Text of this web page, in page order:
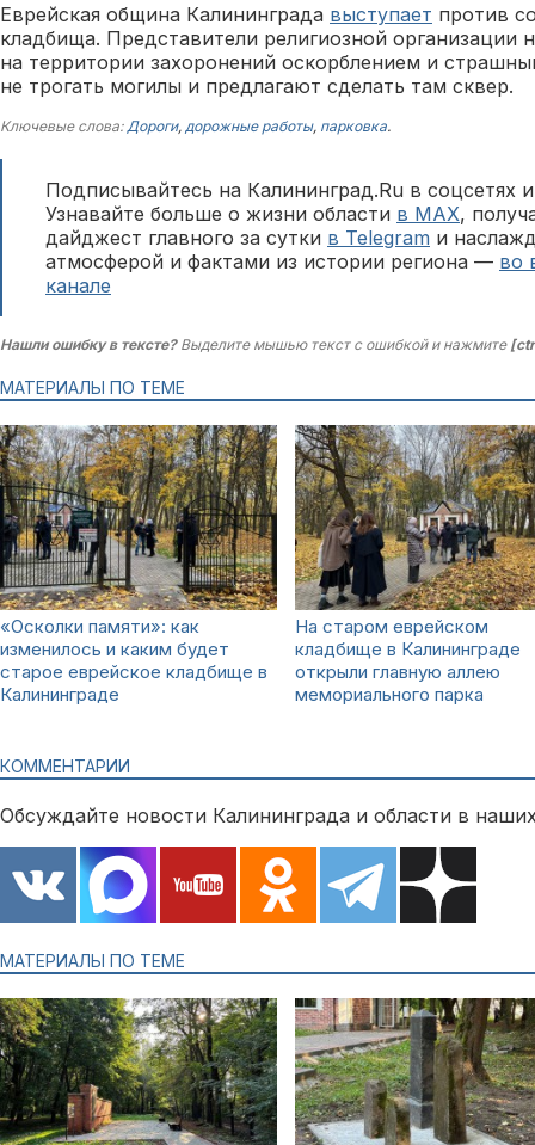
Еврейская община Калининграда выступает против
кладбища. Представители религиозной организации
на территории захоронений оскорблением и
не трогать могилы и предлагают сделать там сквер.
Ключевые слова: Дороги, дорожные работы, парковка.
Подписывайтесь на Калининград.Ru в соцсетях
Узнавайте больше о жизни области в MAX,
дайджест главного за сутки в Telegram и
атмосферой и фактами из истории региона — во
канале
Нашли ошибку в тексте?Выделите мышью текст с ошибкой и нажмите
МАТЕРИАЛЫ ПО ТЕМЕ
«Осколки памяти»: как
изменилось и каким будет
старое еврейское кладбище в
Калининграде
На старом еврейском
кладбище в Калининграде
открыли главную аллею
мемориального парка
КОММЕНТАРИИ
Обсуждайте новости Калининграда и области в
МАТЕРИАЛЫ ПО ТЕМЕ